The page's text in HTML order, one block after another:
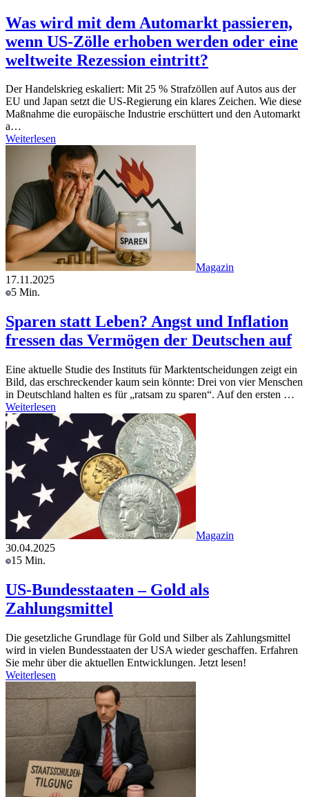
Was wird mit dem Automarkt passieren,
wenn US-Zölle erhoben werden oder eine
weltweite Rezession eintritt?
Der Handelskrieg eskaliert: Mit 25 % Strafzöllen auf Autos aus der
EU und Japan setzt die US-Regierung ein klares Zeichen. Wie diese
Maßnahme die europäische Industrie erschüttert und den Automarkt
a…
Weiterlesen
Magazin
17.11.2025
5 Min.
Sparen statt Leben? Angst und Inflation
fressen das Vermögen der Deutschen auf
Eine aktuelle Studie des Instituts für Marktentscheidungen zeigt ein
Bild, das erschreckender kaum sein könnte: Drei von vier Menschen
in Deutschland halten es für „ratsam zu sparen“. Auf den ersten …
Weiterlesen
Magazin
30.04.2025
15 Min.
US-Bundesstaaten – Gold als
Zahlungsmittel
Die gesetzliche Grundlage für Gold und Silber als Zahlungsmittel
wird in vielen Bundesstaaten der USA wieder geschaffen. Erfahren
Sie mehr über die aktuellen Entwicklungen. Jetzt lesen!
Weiterlesen